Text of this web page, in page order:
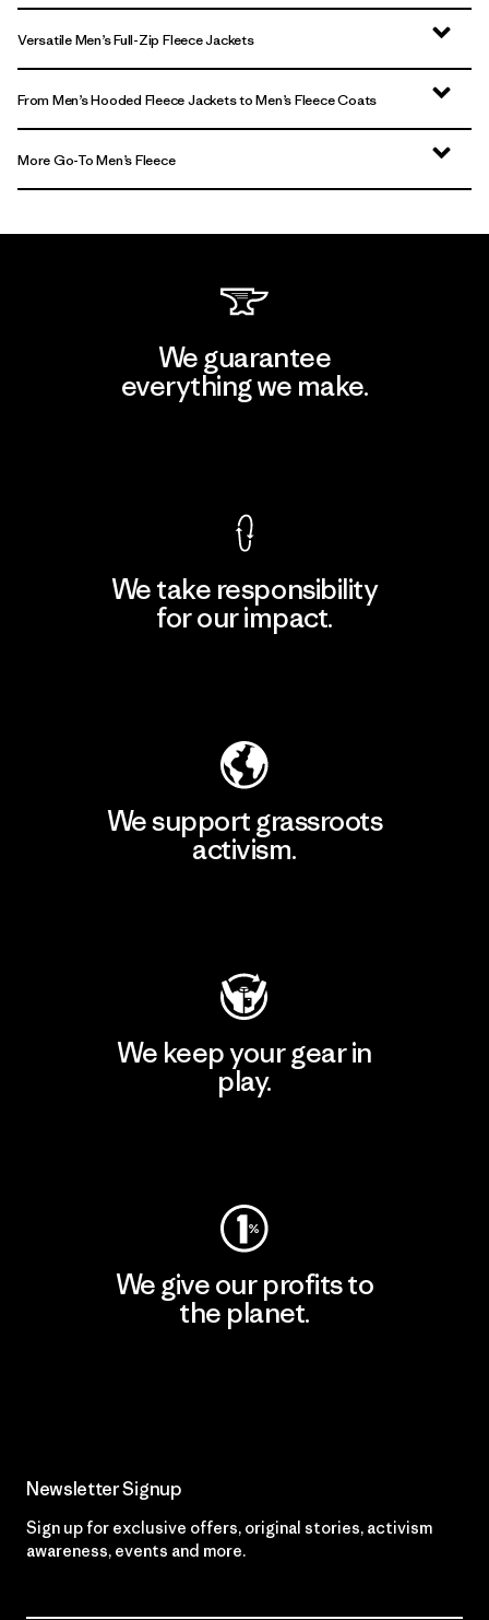
Versatile Men’s Full-Zip Fleece Jackets
From Men’s Hooded Fleece Jackets to Men’s Fleece Coats
More Go-To Men’s Fleece
We guarantee
everything we make.
We take responsibility
for our impact.
We support grassroots
activism.
We keep your gear in
play.
We give our profits to
the planet.
Newsletter Signup
Sign up for exclusive offers, original stories, activism
awareness, events and more.